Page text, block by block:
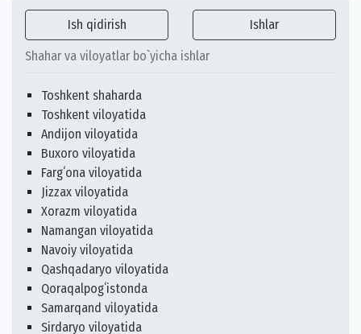
Ish qidirish Ishlar
Shahar va viloyatlar bo`yicha ishlar
Toshkent shaharda
Toshkent viloyatida
Andijon viloyatida
Buxoro viloyatida
Fargʻona viloyatida
Jizzax viloyatida
Xorazm viloyatida
Namangan viloyatida
Navoiy viloyatida
Qashqadaryo viloyatida
Qoraqalpogʻistonda
Samarqand viloyatida
Sirdaryo viloyatida